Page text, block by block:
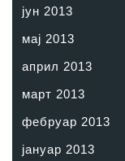
јун 2013
мај 2013
април 2013
март 2013
фебруар 2013
јануар 2013